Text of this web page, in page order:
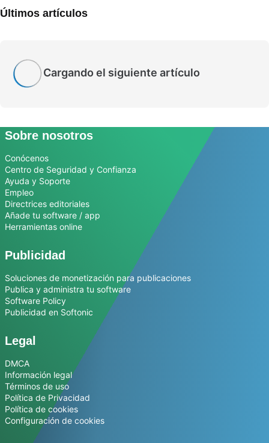
Últimos artículos
Cargando el siguiente artículo
Sobre nosotros
Conócenos
Centro de Seguridad y Confianza
Ayuda y Soporte
Empleo
Directrices editoriales
Añade tu software / app
Herramientas online
Publicidad
Soluciones de monetización para publicaciones
Publica y administra tu software
Software Policy
Publicidad en Softonic
Legal
DMCA
Información legal
Términos de uso
Política de Privacidad
Política de cookies
Configuración de cookies